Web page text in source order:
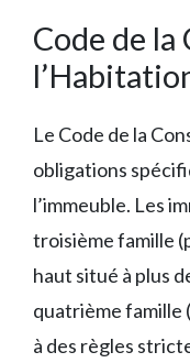
Code de
Le Code de la
obligations
l’immeuble. Les
troisième famille
haut situé à plus
quatrième famille
à des règles